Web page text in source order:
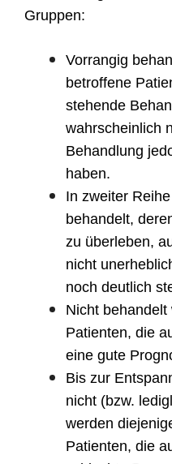
Gruppen:
Vorrangig
betroffene
stehende
wahrscheinlich
Behandlung
haben.
In zweiter
behandelt,
zu überleben,
nicht
noch deutlich
Nicht
Patienten, die
eine gute
Bis zur
nicht (bzw.
werden
Patienten, die